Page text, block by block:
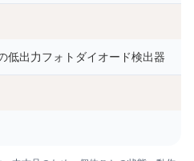
出力フォトダイオード検出器